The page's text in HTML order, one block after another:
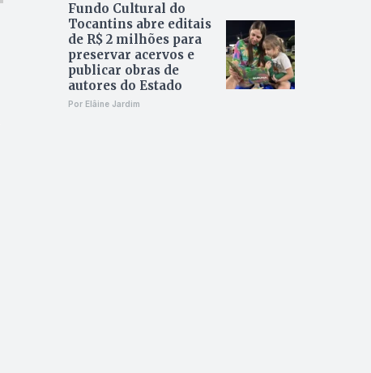
Fundo Cultural do
Tocantins abre editais
de R$ 2 milhões para
preservar acervos e
publicar obras de
autores do Estado
Por Elâine Jardim